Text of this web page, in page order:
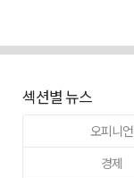
섹션별 뉴스
오피니언
경제